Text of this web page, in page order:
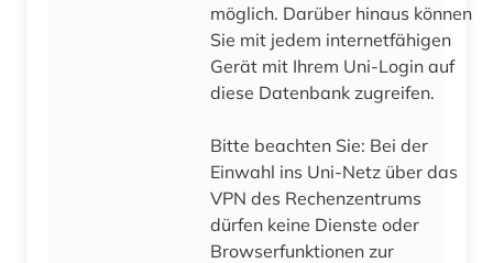
möglich. Darüber hinaus können
Sie mit jedem internetfähigen
Gerät mit Ihrem Uni-Login auf
diese Datenbank zugreifen.
Bitte beachten Sie: Bei der
Einwahl ins Uni-Netz über das
VPN des Rechenzentrums
dürfen keine Dienste oder
Browserfunktionen zur